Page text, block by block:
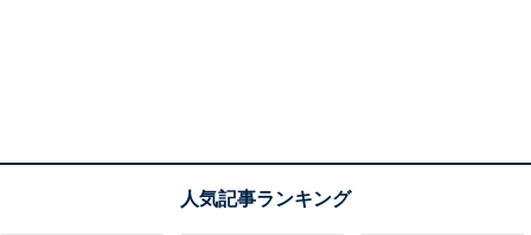
おすすめします。事故を未然に防ぐために、日頃からリ